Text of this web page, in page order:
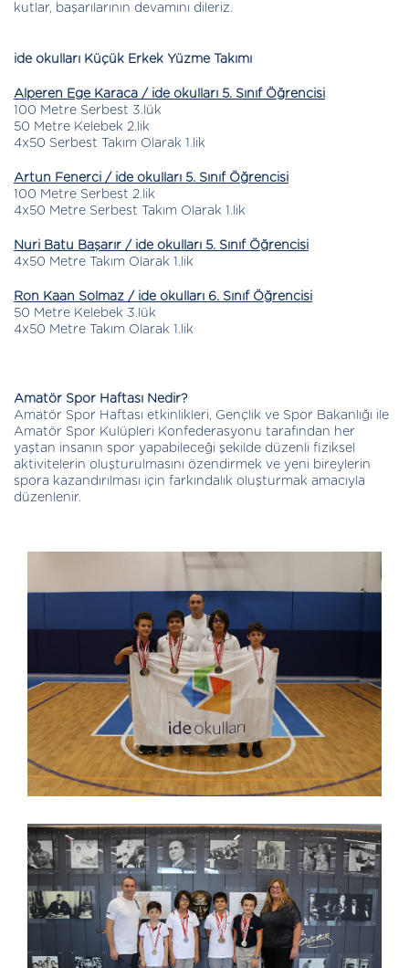
kutlar, başarılarının devamını dileriz.
ide okulları Küçük Erkek Yüzme Takımı
Alperen Ege Karaca / ide okulları 5. Sınıf Öğrencisi
100 Metre Serbest 3.lük
50 Metre Kelebek 2.lik
4x50 Serbest Takım Olarak 1.lik
Artun Fenerci / ide okulları 5. Sınıf Öğrencisi
100 Metre Serbest 2.lik
4x50 Metre Serbest Takım Olarak 1.lik
Nuri Batu Başarır / ide okulları 5. Sınıf Öğrencisi
4x50 Metre Takım Olarak 1.lik
Ron Kaan Solmaz / ide okulları 6. Sınıf Öğrencisi
50 Metre Kelebek 3.lük
4x50 Metre Takım Olarak 1.lik
Amatör Spor Haftası Nedir?
Amatör Spor Haftası etkinlikleri, Gençlik ve Spor Bakanlığı ile
Amatör Spor Kulüpleri Konfederasyonu tarafından her
yaştan insanın spor yapabileceği şekilde düzenli fiziksel
aktivitelerin oluşturulmasını özendirmek ve yeni bireylerin
spora kazandırılması için farkındalık oluşturmak amacıyla
düzenlenir.